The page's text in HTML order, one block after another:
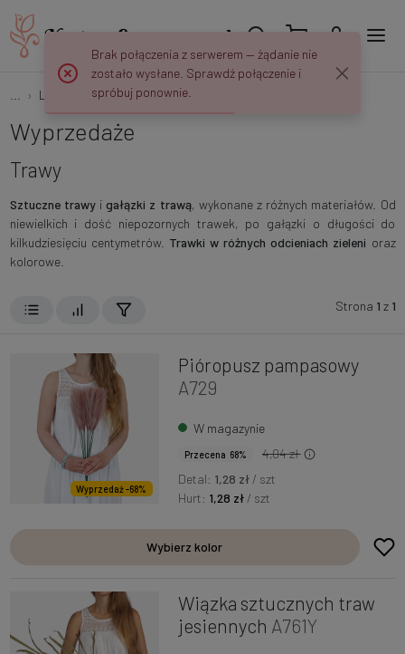
Liście i Gałązki Trawy
Wyprzedaże
Trawy
Sztuczne trawyigałązki z trawą, wykonane z różnych materiałów. Od
niewielkich i dość niepozornych trawek, po gałązki o długości do
kilkudziesięciu centymetrów. Trawki w różnych odcieniach zieleni oraz
kolorowe.
Strona 1 z 1
Wyprzedaż -68%
Pióropusz pampasowy
A729
W magazynie
Przecena 68%
4,04 zł
Detal: 1,28 zł / szt
Hurt: 1,28 zł / szt
Wybierz kolor
Wiązka sztucznych traw
jesiennych A761Y
Brak połączenia z serwerem — żądanie nie
zostało wysłane. Sprawdź połączenie i
spróbuj ponownie.